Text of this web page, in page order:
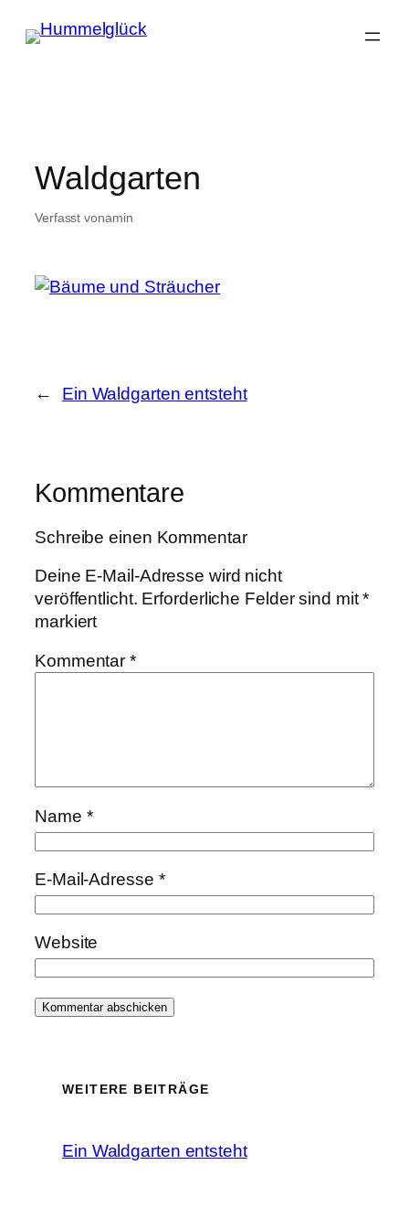
Inhalt
Waldgarten
Verfasst vonamin
← Ein Waldgarten entsteht
Kommentare
Schreibe einen Kommentar
Deine E-Mail-Adresse wird nicht
veröffentlicht. Erforderliche Felder sind mit*
markiert
Kommentar*
Name *
E-Mail-Adresse *
Website
WEITERE BEITRÄGE
Ein Waldgarten entsteht